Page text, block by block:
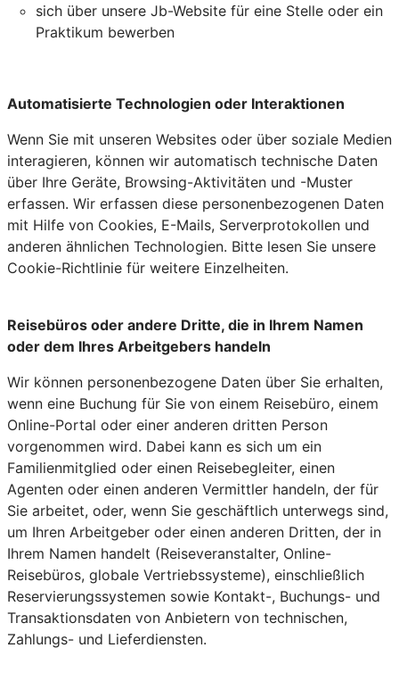
sich über unsere Jb-Website für eine Stelle oder ein
Praktikum bewerben
Automatisierte Technologien oder Interaktionen
Wenn Sie mit unseren Websites oder über soziale Medien
interagieren, können wir automatisch technische Daten
über Ihre Geräte, Browsing-Aktivitäten und -Muster
erfassen. Wir erfassen diese personenbezogenen Daten
mit Hilfe von Cookies, E-Mails, Serverprotokollen und
anderen ähnlichen Technologien. Bitte lesen Sie unsere
Cookie-Richtlinie für weitere Einzelheiten.
Reisebüros oder andere Dritte, die in Ihrem Namen
oder dem Ihres Arbeitgebers handeln
Wir können personenbezogene Daten über Sie erhalten,
wenn eine Buchung für Sie von einem Reisebüro, einem
Online-Portal oder einer anderen dritten Person
vorgenommen wird. Dabei kann es sich um ein
Familienmitglied oder einen Reisebegleiter, einen
Agenten oder einen anderen Vermittler handeln, der für
Sie arbeitet, oder, wenn Sie geschäftlich unterwegs sind,
um Ihren Arbeitgeber oder einen anderen Dritten, der in
Ihrem Namen handelt (Reiseveranstalter, Online-
Reisebüros, globale Vertriebssysteme), einschließlich
Reservierungssystemen sowie Kontakt-, Buchungs- und
Transaktionsdaten von Anbietern von technischen,
Zahlungs- und Lieferdiensten.